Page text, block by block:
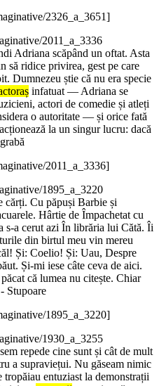
2326_a_3651]
2011_a_3336
Adriana scăpând un oftat. Asta
să ridice privirea, gest pe care
Dumnezeu știe că nu era specie
infatuat — Adriana se
actori de comedie și atleți
o autoritate — și orice fată
la un singur lucru: dacă
2011_a_3336]
1895_a_3220
cărți. Cu păpuși Barbie și
Hârtie de Împachetat cu
s-a cerut azi În librăria lui Cătă. Îi
din birtul meu vin mereu
Și: Coelio! Și: Uau, Despre
Și-mi iese câte ceva de aici.
că lumea nu citește. Chiar
Stupoare
1895_a_3220]
1930_a_3255
repede cine sunt și cât de mult
a supraviețui. Nu găseam nimic
entuziast la demonstrații